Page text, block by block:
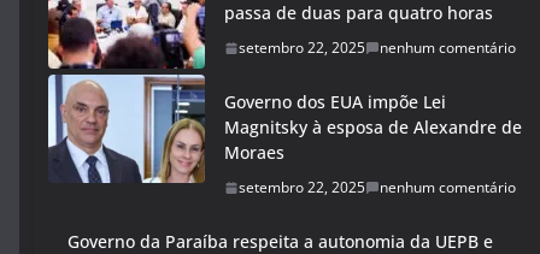
passa de duas para quatro horas
setembro 22, 2025 nenhum comentário
Governo dos EUA impõe Lei
Magnitsky à esposa de Alexandre de
Moraes
setembro 22, 2025 nenhum comentário
Governo da Paraíba respeita a autonomia da UEPB e